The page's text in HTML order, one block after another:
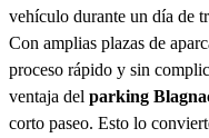
vehículo durante un día de
Con amplias plazas de
proceso rápido y sin
ventaja del parking
corto paseo. Esto lo